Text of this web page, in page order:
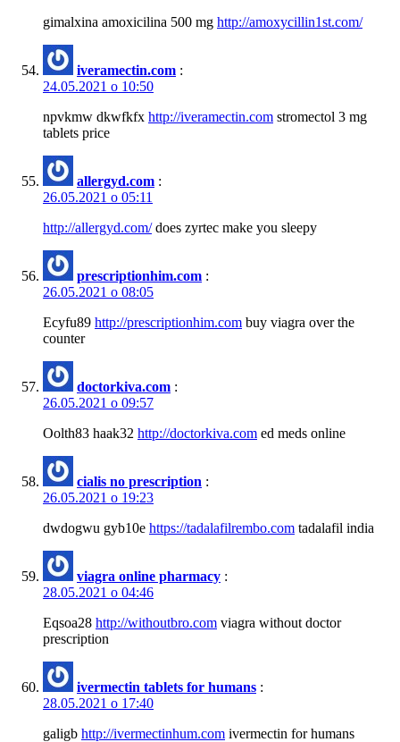
gimalxina amoxicilina 500 mg http://amoxycillin1st.com/
iveramectin.com :
24.05.2021 о 10:50
npvkmw dkwfkfx http://iveramectin.com stromectol 3 mg
tablets price
allergyd.com :
26.05.2021 о 05:11
http://allergyd.com/does zyrtec make you sleepy
prescriptionhim.com :
26.05.2021 о 08:05
Ecyfu89 http://prescriptionhim.com buy viagra over the
counter
doctorkiva.com :
26.05.2021 о 09:57
Oolth83 haak32 http://doctorkiva.com ed meds online
cialis no prescription :
26.05.2021 о 19:23
dwdogwu gyb10e https://tadalafilrembo.com tadalafil india
viagra online pharmacy :
28.05.2021 о 04:46
Eqsoa28 http://withoutbro.com viagra without doctor
prescription
ivermectin tablets for humans :
28.05.2021 о 17:40
galigb http://ivermectinhum.com ivermectin for humans